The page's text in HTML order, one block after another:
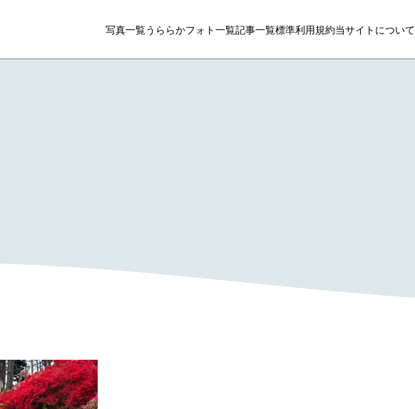
写真一覧うららかフォト一覧記事一覧標準利用規約当サイトについて